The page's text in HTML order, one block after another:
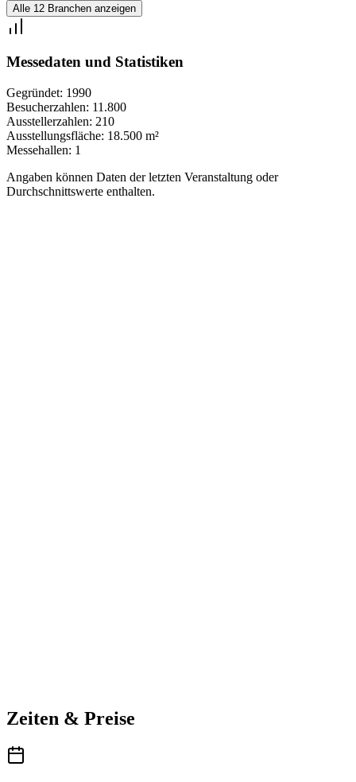
Alle 12 Branchen anzeigen
Messedaten und Statistiken
Gegründet: 1990
Besucherzahlen: 11.800
Ausstellerzahlen: 210
Ausstellungsfläche: 18.500 m²
Messehallen: 1
Angaben können Daten der letzten Veranstaltung oder
Durchschnittswerte enthalten.
Zeiten & Preise